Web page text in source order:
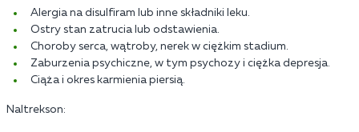
Alergia na disulfiram lub inne składniki leku.
Ostry stan zatrucia lub odstawienia.
Choroby serca, wątroby, nerek w ciężkim stadium.
Zaburzenia psychiczne, w tym psychozy i ciężka depresja.
Ciąża i okres karmienia piersią.
Naltrekson: